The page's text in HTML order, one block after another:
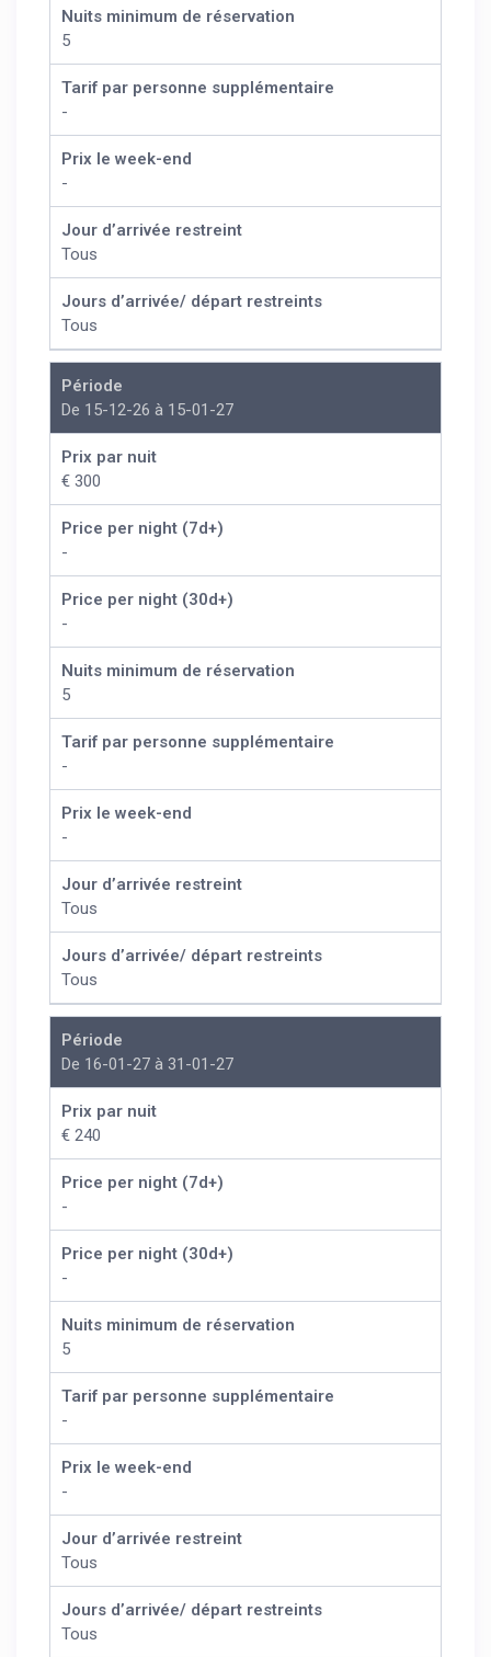
Nuits minimum de réservation
5
Tarif par personne supplémentaire
-
Prix le week-end
-
Jour d’arrivée restreint
Tous
Jours d’arrivée/ départ restreints
Tous
Période
De 15-12-26 à 15-01-27
Prix par nuit
€ 300
Price per night (7d+)
-
Price per night (30d+)
-
Nuits minimum de réservation
5
Tarif par personne supplémentaire
-
Prix le week-end
-
Jour d’arrivée restreint
Tous
Jours d’arrivée/ départ restreints
Tous
Période
De 16-01-27 à 31-01-27
Prix par nuit
€ 240
Price per night (7d+)
-
Price per night (30d+)
-
Nuits minimum de réservation
5
Tarif par personne supplémentaire
-
Prix le week-end
-
Jour d’arrivée restreint
Tous
Jours d’arrivée/ départ restreints
Tous